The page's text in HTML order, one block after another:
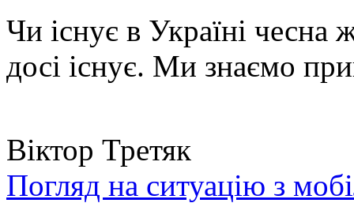
Чи існує в Україні чесна
досі існує. Ми знаємо
Віктор Третяк
Погляд на ситуацію з